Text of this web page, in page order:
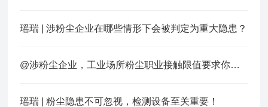
瑶瑞 | 涉粉尘企业在哪些情形下会被判定为重大隐患？
@涉粉尘企业，工业场所粉尘职业接触限值要求你知道多少？
瑶瑞 | 粉尘隐患不可忽视，检测设备至关重要！